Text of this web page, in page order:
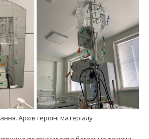
Архів героїні матеріалу